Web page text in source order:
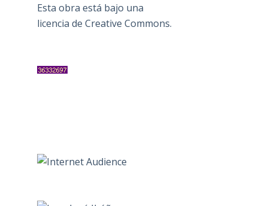
Esta obra está bajo una
licencia de Creative Commons.